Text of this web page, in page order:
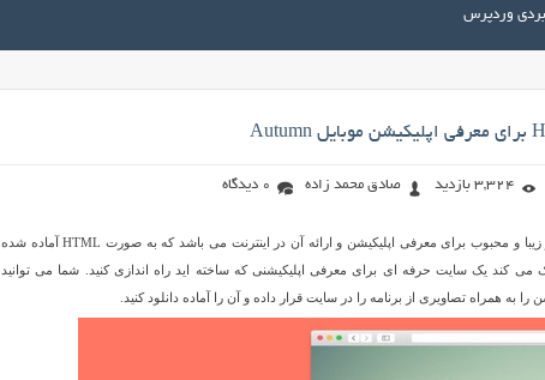
وردپرس
3,324 بازدید صادق محمد زاده 0 دیدگاه
Autumn نام یک قالب بسیار زیبا و محبوب برای معرفی اپلیکیشن و ارائه آن در اینترنت می باشد که به صورت HTML آماده شده
کند یک سایت حرفه ای برای معرفی اپلیکیشنی که ساخته اید راه اندازی کنید. شما می توانید
به همراه تصاویری از برنامه را در سایت قرار داده و آن را آماده دانلود کنید.